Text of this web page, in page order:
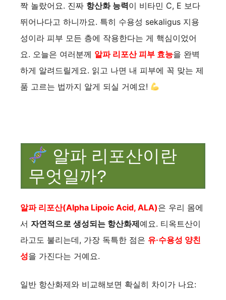
짝 놀랐어요. 진짜 항산화 능력이 비타민 C, E 보다
뛰어나다고 하니까요. 특히 수용성 sekaligus 지용
성이라 피부 모든 층에 작용한다는 게 핵심이었어
요. 오늘은 여러분께 알파 리포산 피부 효능을 완벽
하게 알려드릴게요. 읽고 나면 내 피부에 꼭 맞는 제
품 고르는 법까지 알게 되실 거예요!
알파 리포산이란
무엇일까?
알파 리포산(Alpha Lipoic Acid, ALA)은 우리 몸에
서 자연적으로 생성되는 항산화제예요. 티옥트산이
라고도 불리는데, 가장 독특한 점은 유·수용성 양친
성을 가진다는 거예요.
일반 항산화제와 비교해보면 확실히 차이가 나요: